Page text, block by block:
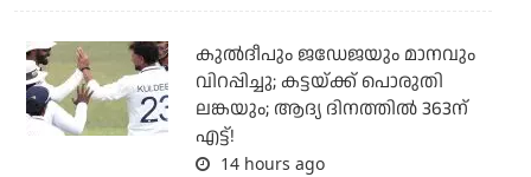
കുല്‍ദീപും ജഡേജയും മാനവും
വിറപ്പിച്ചു; കട്ടയ്ക്ക് പൊരുതി
ലങ്കയും; ആദ്യ ദിനത്തില്‍ 363ന്
എട്ട്!
14 hours ago